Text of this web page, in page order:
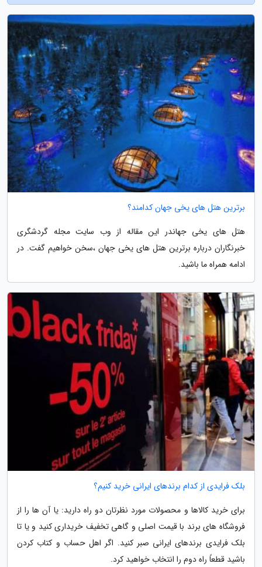
برترین هتل های یخی جهان کدامند؟
هتل های یخی جهاندر این مقاله از وب سایت مجله گردشگری
خبرنگاران درباره برترین هتل های یخی جهان ،سخن خواهیم گفت. در
ادامه همراه ما باشید.
بلک فرایدی از کدام برندهای ایرانی خرید کنیم؟
برای خرید کالاها و محصولات مورد نظرتان دو راه دارید: یا آن ها را از
فروشگاه های برند با قیمت اصلی و گاهی تخفیف خریداری کنید و یا تا
بلک فرایدی برندهای ایرانی صبر کنید. اگر اهل حساب و کتاب کردن
باشید قطعاً راه دوم را انتخاب خواهید کرد.